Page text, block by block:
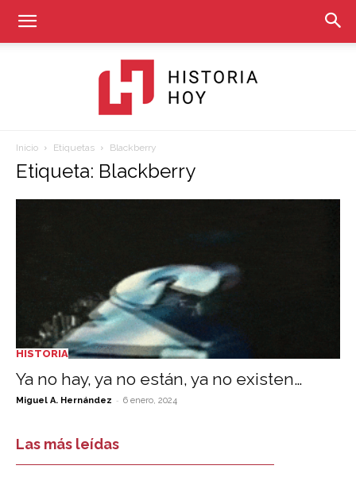
Inicio Etiquetas Blackberry
Etiqueta: Blackberry
HISTORIA
Ya no hay, ya no están, ya no existen…
Miguel A. Hernández - 6 enero, 2024
Las más leídas